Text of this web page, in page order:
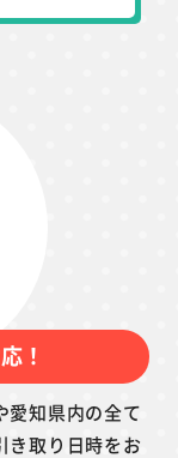
！
愛知県内の全て
き取り日時をお